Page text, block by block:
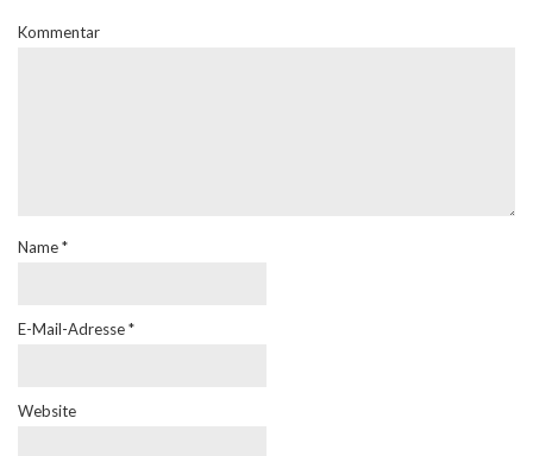
Kommentar
Name*
E-Mail-Adresse*
Website